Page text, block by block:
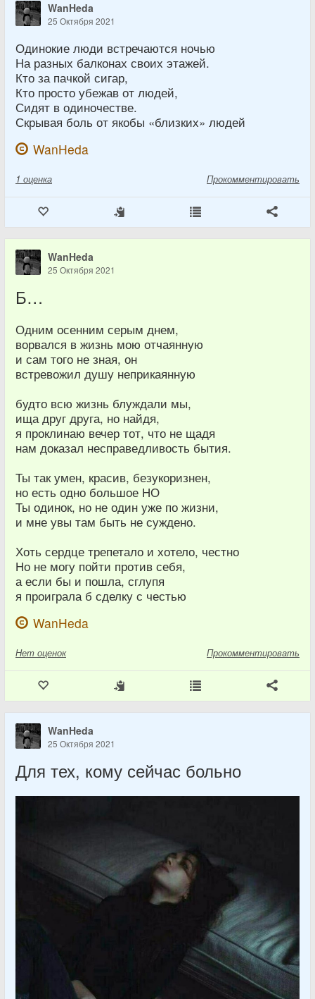
WanHeda
25 Октября 2021
Одинокие люди встречаются ночью
На разных балконах своих этажей.
Кто за пачкой сигар,
Кто просто убежав от людей,
Сидят в одиночестве.
Скрывая боль от якобы «близких» людей
WanHeda
1 оценка Прокомментировать
WanHeda
25 Октября 2021
Б…
Одним осенним серым днем,
ворвался в жизнь мою отчаянную
и сам того не зная, он
встревожил душу неприкаянную
будто всю жизнь блуждали мы,
ища друг друга, но найдя,
я проклинаю вечер тот, что не щадя
нам доказал несправедливость бытия.
Ты так умен, красив, безукоризнен,
но есть одно большое НО
Ты одинок, но не один уже по жизни,
и мне увы там быть не суждено.
Хоть сердце трепетало и хотело, честно
Но не могу пойти против себя,
а если бы и пошла, сглупя
я проиграла б сделку с честью
WanHeda
Нет оценок Прокомментировать
WanHeda
25 Октября 2021
Для тех, кому сейчас больно